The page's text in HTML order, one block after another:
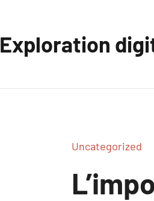
Exploration
Uncategorized